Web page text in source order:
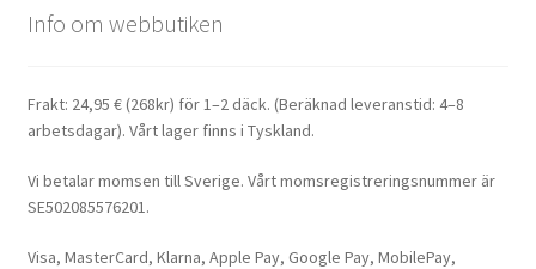
Info om webbutiken
Frakt: 24,95 € (268kr) för 1–2 däck. (Beräknad leveranstid: 4–8
arbetsdagar). Vårt lager finns i Tyskland.
Vi betalar momsen till Sverige. Vårt momsregistreringsnummer är
SE502085576201.
Visa, MasterCard, Klarna, Apple Pay, Google Pay, MobilePay,